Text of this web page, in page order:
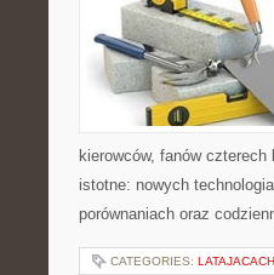
kierowców, fanów
istotne: nowych
porównaniach oraz
CATEGORIES: